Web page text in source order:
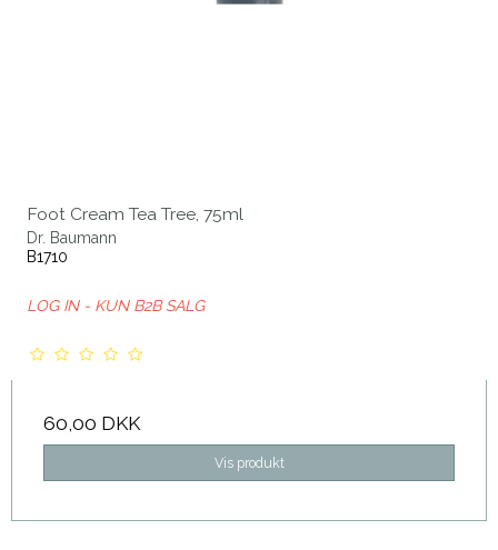
Foot Cream Tea Tree, 75ml
Dr. Baumann
B1710
LOG IN - KUN B2B SALG
60,00 DKK
Vis produkt